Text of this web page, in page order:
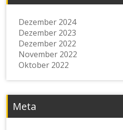
Dezember 2024
Dezember 2023
Dezember 2022
November 2022
Oktober 2022
Meta